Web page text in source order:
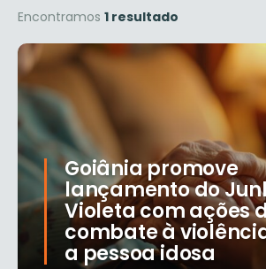
Encontramos 1 resultado
Goiânia promove
lançamento do
Violeta com ações
combate à
a pessoa idosa